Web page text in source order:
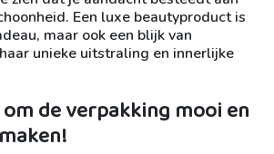
Een luxe beautyproduct is
maar ook een blijk van
unieke uitstraling en innerlijke
de verpakking mooi en